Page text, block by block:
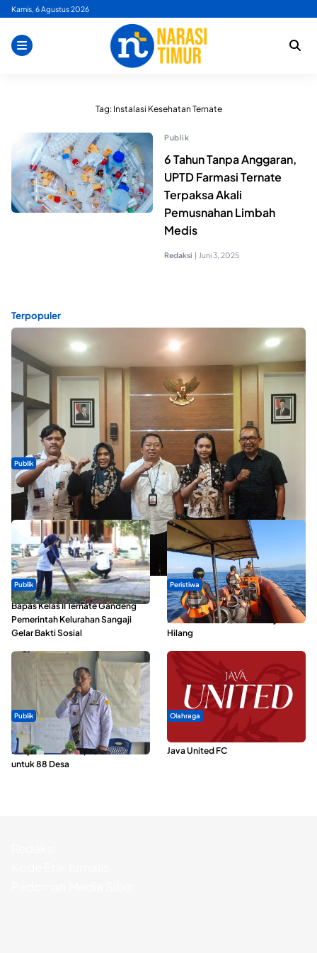
Skip
content
Kamis, 6 Agustus 2026
Tag: Instalasi Kesehatan Ternate
Publik
6 Tahun Tanpa Anggaran,
UPTD Farmasi Ternate
Terpaksa Akali
Pemusnahan Limbah
Medis
Redaksi | Juni 3, 2025
Terpopuler
Publik
Dua Talenta Muda Ternate Wakili Maluku Utara di Gita Bahana
Nusantara 2026
Publik
Bapas Kelas II Ternate Gandeng
Pemerintah Kelurahan Sangaji
Gelar Bakti Sosial
Peristiwa
Dua Longboat Bertabrakan di
Perairan Taliabu, Satu Nelayan
Hilang
Publik
ABDESI Morotai Apresiasi
Penyaluran ADD Rp3,13 Miliar
untuk 88 Desa
Olahraga
Dari Malut United Berubah Jadi
Java United FC